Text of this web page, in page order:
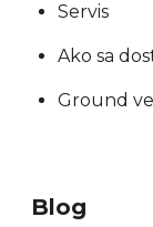
Servis
Ako sa
Ground
Blog